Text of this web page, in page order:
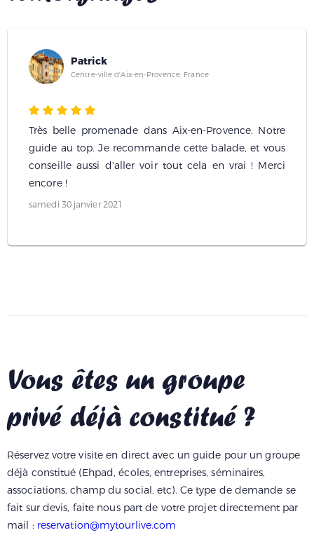
Patrick
Centre-ville d'Aix-en-Provence, France
Très belle promenade dans Aix-en-Provence. Notre
guide au top. Je recommande cette balade, et vous
conseille aussi d'aller voir tout cela en vrai ! Merci
encore !
samedi 30 janvier 2021
Vous êtes un groupe
privé déjà constitué ?
Réservez votre visite en direct avec un guide pour un groupe
déjà constitué (Ehpad, écoles, entreprises, séminaires,
associations, champ du social, etc). Ce type de demande se
fait sur devis, faite nous part de votre projet directement par
mail : reservation@mytourlive.com